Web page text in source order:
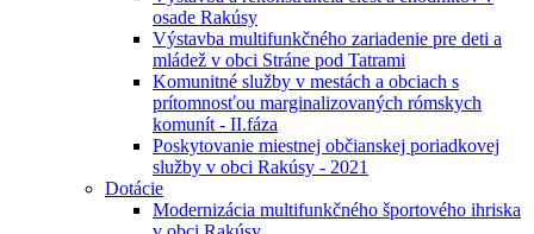
osade Rakúsy
Výstavba multifunkčného zariadenie pre deti a
mládež v obci Stráne pod Tatrami
Komunitné služby v mestách a obciach s
prítomnosťou marginalizovaných rómskych
komunít - II.fáza
Poskytovanie miestnej občianskej poriadkovej
služby v obci Rakúsy - 2021
Dotácie
Modernizácia multifunkčného športového ihriska